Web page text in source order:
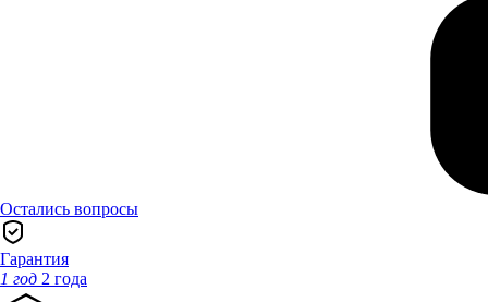
Остались вопросы
Гарантия
1 год 2 года